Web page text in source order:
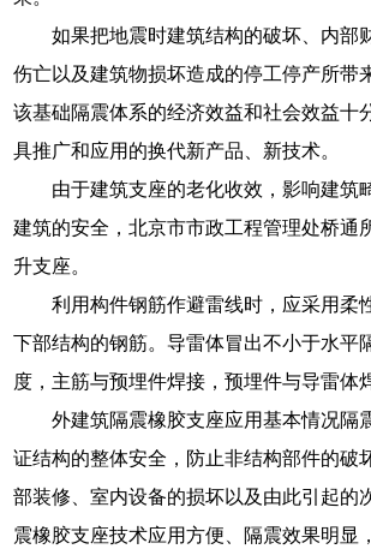
如果把地震时建筑结构的破坏、内部
伤亡以及建筑物损坏造成的停工停产所带
该基础隔震体系的经济效益和社会效益十
具推广和应用的换代新产品、新技术。
由于建筑支座的老化收效，影响建筑
建筑的安全，北京市市政工程管理处桥通
升支座。
利用构件钢筋作避雷线时，应采用柔
下部结构的钢筋。导雷体冒出不小于水平
度，主筋与预埋件焊接，预埋件与导雷体
外建筑隔震橡胶支座应用基本情况隔
证结构的整体安全，防止非结构部件的破
部装修、室内设备的损坏以及由此引起的
震橡胶支座技术应用方便、隔震效果明显